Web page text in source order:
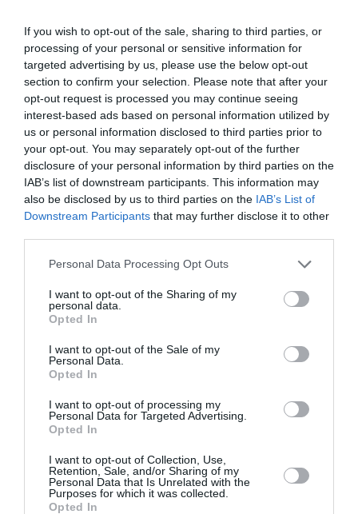
If you wish to opt-out of the sale, sharing to third parties, or
processing of your personal or sensitive information for
targeted advertising by us, please use the below opt-out
section to confirm your selection. Please note that after your
opt-out request is processed you may continue seeing
interest-based ads based on personal information utilized by
us or personal information disclosed to third parties prior to
your opt-out. You may separately opt-out of the further
disclosure of your personal information by third parties on the
IAB’s list of downstream participants. This information may
also be disclosed by us to third parties on the IAB’s List of
Downstream Participants that may further disclose it to other
Personal Data Processing Opt Outs
I want to opt-out of the Sharing of my
personal data.
Opted In
I want to opt-out of the Sale of my
Personal Data.
Opted In
I want to opt-out of processing my
Personal Data for Targeted Advertising.
Opted In
I want to opt-out of Collection, Use,
Retention, Sale, and/or Sharing of my
Personal Data that Is Unrelated with the
Purposes for which it was collected.
Opted In
Enayati Home, meniurile sunt elaborate de
nutriționiști pentru a fi echilibrate și adaptate
preferințelor și necesităților dietetice ale fiecărui
rezident. Suntem riguroși și atenți la aportul corect
de nutrienți, adecvat nevoilor, pentru că știm că
hrana este bucurie și suport pentru fizic și psihic.
Aceeași atenție este acordată hidratării,
componentă importantă a stării de bine la vârste
Înțelegem că îngrijirea nu înseamnă doar asistență
medicală și facilități de top. Este esențial să oferim
și suport emoțional continuu. De aceea, ne implicăm
primitor. Credem în importanța abordării holistice, ca
mod concret prin care putem oferi calitate vieții și
prin aceasta liniște sufletească rezidenților și
familiilor acestora.